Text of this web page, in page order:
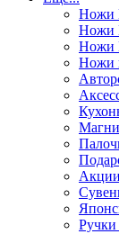
Ножи
Ножи
Ножи
Ножи
Ручки